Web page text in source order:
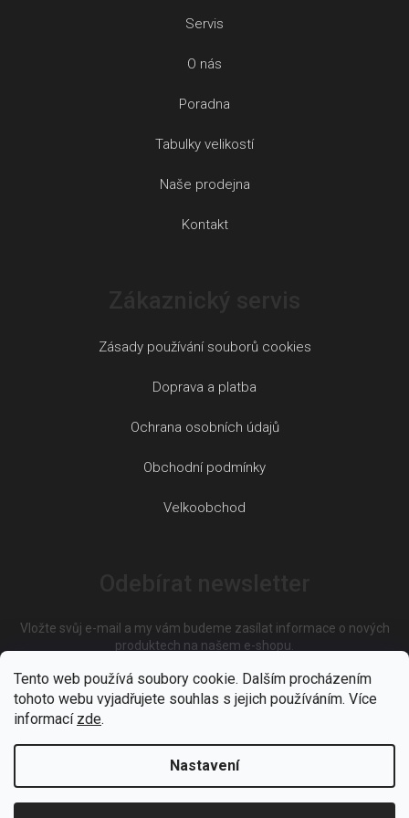
Tento web používá soubory cookie. Dalším procházením
tohoto webu vyjadřujete souhlas s jejich používáním. Více
informací zde.
Nastavení
Servis
O nás
Poradna
Tabulky velikostí
Naše prodejna
Kontakt
Zásady používání souborů cookies
Doprava a platba
Ochrana osobních údajů
Obchodní podmínky
Velkoobchod
Vložte svůj e-mail a my vám budeme zasílat informace o nových
produktech na našem e-shopu.
E-mail
Vložením e-mailu souhlasíte spodmínkami ochrany osobních
údajů